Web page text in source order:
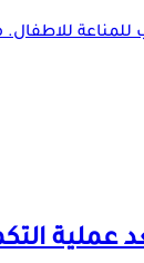
للاطفال.